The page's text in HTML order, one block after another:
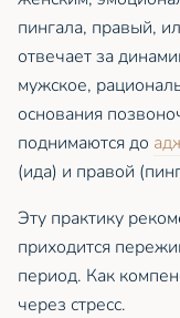
пингала, правый,
отвечает за
мужское,
основания
поднимаются до
(ида) и правой
Эту практику
приходится
период. Как
через стресс.